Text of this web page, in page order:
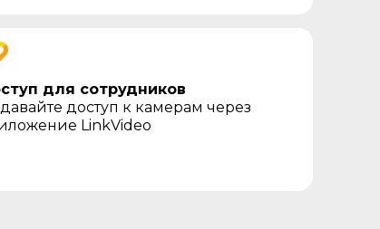
для сотрудников
доступ к камерам через
LinkVideo